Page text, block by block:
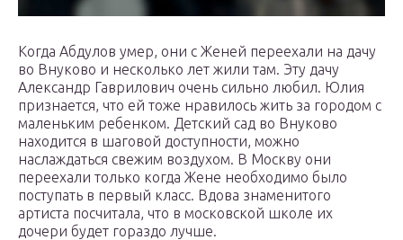
Когда Абдулов умер, они с Женей переехали на дачу
во Внуково и несколько лет жили там. Эту дачу
Александр Гаврилович очень сильно любил. Юлия
признается, что ей тоже нравилось жить за городом с
маленьким ребенком. Детский сад во Внуково
находится в шаговой доступности, можно
наслаждаться свежим воздухом. В Москву они
переехали только когда Жене необходимо было
поступать в первый класс. Вдова знаменитого
артиста посчитала, что в московской школе их
дочери будет гораздо лучше.